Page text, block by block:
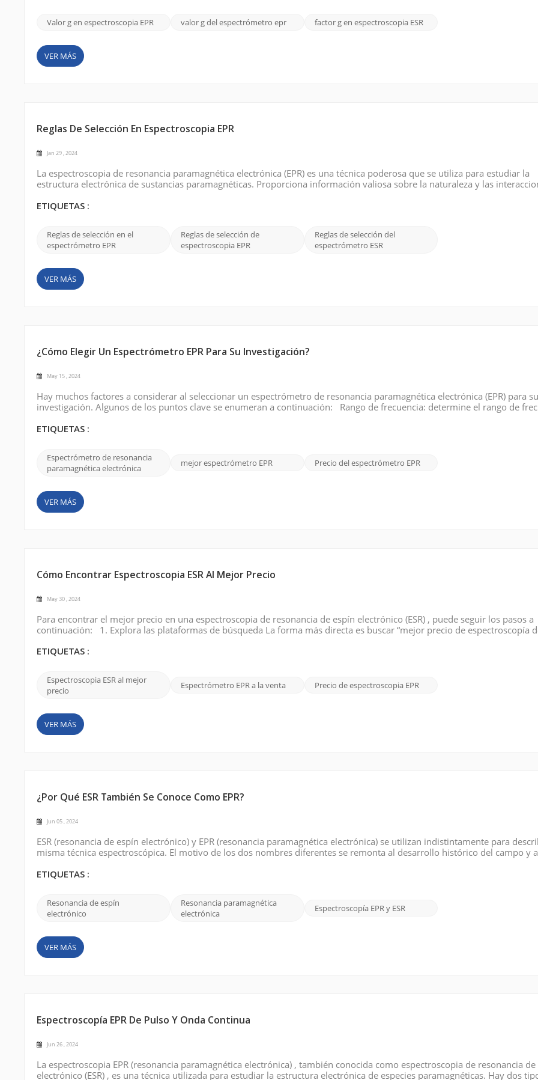
Valor g en espectroscopia EPR valor g del espectrómetro epr factor g en espectroscopia ESR
VER MÁS
Reglas De Selección En Espectroscopia EPR
Jan 29 , 2024
La espectroscopia de resonancia paramagnética electrónica (EPR) es una técnica poderosa que se utiliza para estudiar la
estructura electrónica de sustancias paramagnéticas. Proporciona información valiosa sobre la naturaleza y las
que permiten o prohíben salto...
ETIQUETAS :
Reglas de selección en el
espectrómetro EPR
Reglas de selección de
espectroscopia EPR
Reglas de selección del
espectrómetro ESR
VER MÁS
¿Cómo Elegir Un Espectrómetro EPR Para Su Investigación?
May 15 , 2024
Hay muchos factores a considerar al seleccionar un espectrómetro de resonancia paramagnética electrónica (EPR) para su
investigación. Algunos de los puntos clave se enumeran a continuación: Rango de frecuencia: determine el rango de
y banda W. La elección depen...
ETIQUETAS :
Espectrómetro de resonancia
paramagnética electrónica
mejor espectrómetro EPR Precio del espectrómetro EPR
VER MÁS
Cómo Encontrar Espectroscopia ESR Al Mejor Precio
May 30 , 2024
Para encontrar el mejor precio en una espectroscopia de resonancia de espín electrónico (ESR) , puede seguir los pasos a
continuación: 1. Explora las plataformas de búsqueda La forma más directa es buscar “mejor precio de espectroscopía
oferta, asequible, etc. para describi...
ETIQUETAS :
Espectroscopia ESR al mejor
precio
Espectrómetro EPR a la venta Precio de espectroscopia EPR
VER MÁS
¿Por Qué ESR También Se Conoce Como EPR?
Jun 05 , 2024
ESR (resonancia de espín electrónico) y EPR (resonancia paramagnética electrónica) se utilizan indistintamente para
misma técnica espectroscópica. El motivo de los dos nombres diferentes se remonta al desarrollo histórico del campo y
descubierto a med...
ETIQUETAS :
Resonancia de espín
electrónico
Resonancia paramagnética
electrónica
Espectroscopía EPR y ESR
VER MÁS
Espectroscopía EPR De Pulso Y Onda Continua
Jun 26 , 2024
La espectroscopia EPR (resonancia paramagnética electrónica) , también conocida como espectroscopia de resonancia de
electrónico (ESR) , es una técnica utilizada para estudiar la estructura electrónica de especies paramagnéticas. Hay dos